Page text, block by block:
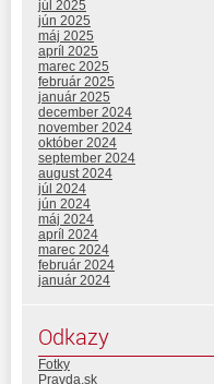
júl 2025
jún 2025
máj 2025
apríl 2025
marec 2025
február 2025
január 2025
december 2024
november 2024
október 2024
september 2024
august 2024
júl 2024
jún 2024
máj 2024
apríl 2024
marec 2024
február 2024
január 2024
Odkazy
Fotky
Pravda.sk